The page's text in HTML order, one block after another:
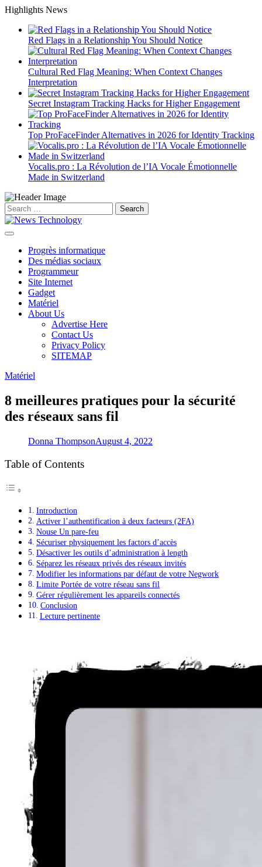
Skip
content
Highlights News
Red Flags in a Relationship You Should Notice
Cultural Red Flag Meaning: When Context Changes
Interpretation
Secret Instagram Tracking Hacks for Higher Engagement
Top ProFaceFinder Alternatives in 2026 for Identity Tracking
Vocalis.pro : La Révolution de l’IA Vocale Émotionnelle
Made in Switzerland
Search
for:
Progrès informatique
Des médias sociaux
Programmeur
Site Internet
Gadget
Matériel
About Us
Advertise Here
Contact Us
Privacy Policy
SITEMAP
Matériel
8 meilleures pratiques pour la sécurité
des réseaux sans fil
Donna ThompsonAugust 4, 2022
Table of Contents
Introduction
Activer l’authentification à deux facteurs (2FA)
Nouse Un pare-feu
Sécuriser physiquement les factors d’accès
Désactiver les outils d’administration à length
Séparez les réseaux privés des réseaux invités
Modifier les informations par défaut de votre Negwork
Limite Portée de votre réseau sans fil
Gérer régulièrement les appareils connectés
Conclusion
Lecture pertinente